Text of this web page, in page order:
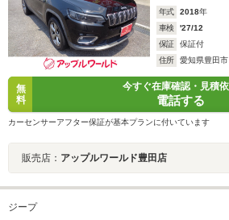
年式
2018年
車検
'27/12
保証
保証付
住所
愛知県豊田市
無
料
今すぐ在庫確認・見積
電話する
カーセンサーアフター保証が基本プランに付いています
販売店： アップルワールド豊田店
ジープ